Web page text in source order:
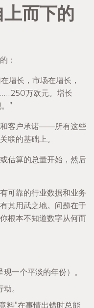
而下的
：
增长，市场在增长，
万欧元。增长
”
和客户承诺——所有这些
联的基础上。
估算的总量开始，然后
可靠的行业数据和业务
其用武之地。问题在于
根本不知道数字从何而
一个平淡的年份）。
。
料”在事情出错时总能